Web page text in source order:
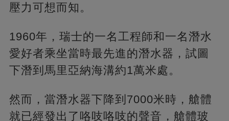
壓力可想而知。
1960年，瑞士的一名工程師和一名潛水
愛好者乘坐當時最先進的潛水器，試圖
下潛到馬里亞納海溝約1萬米處。
然而，當潛水器下降到7000米時，艙體
就已經發出了咯吱咯吱的聲音，艙體玻